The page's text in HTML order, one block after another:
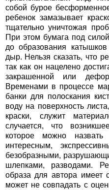
собой бурое
ребенок замазывает
тщательно уничтожая
При этом бумага под
до образования
дыр. Нельзя сказать, что
так как он нацелено
закрашенной или
Временами в процессе
банки для полоскания
воду на поверхность
краски, служит
случается, что
которое можно назвать
интересным,
безобразными,
шлепками, разводами.
образа для автора имеет
может не совпадать с